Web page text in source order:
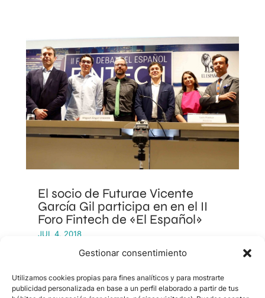
Gestionar consentimiento
Utilizamos cookies propias para fines analíticos y para mostrarte
publicidad personalizada en base a un perfil elaborado a partir de tus
El socio de Futurae Vicente
García Gil participa en en el II
Foro Fintech de «El Español»
JUL 4, 2018